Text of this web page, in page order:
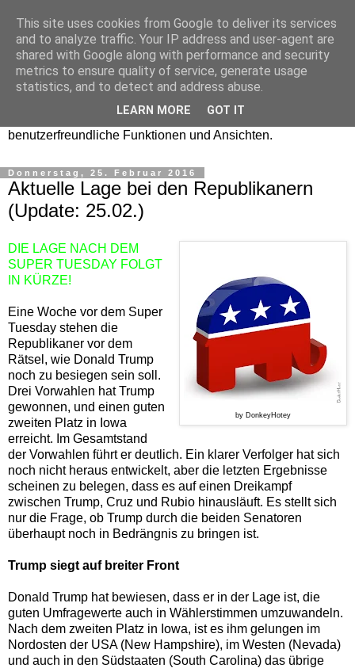
Umbau und erhält ein grundlegend neues Design und
benutzerfreundliche Funktionen und Ansichten.
Donnerstag, 25. Februar 2016
Aktuelle Lage bei den Republikanern
(Update: 25.02.)
by DonkeyHotey
DIE LAGE NACH DEM
SUPER TUESDAY FOLGT
IN KÜRZE!
Eine Woche vor dem Super
Tuesday stehen die
Republikaner vor dem
Rätsel, wie Donald Trump
noch zu besiegen sein soll.
Drei Vorwahlen hat Trump
gewonnen, und einen guten
zweiten Platz in Iowa
erreicht. Im Gesamtstand
der Vorwahlen führt er deutlich. Ein klarer Verfolger hat sich
noch nicht heraus entwickelt, aber die letzten Ergebnisse
scheinen zu belegen, dass es auf einen Dreikampf
zwischen Trump, Cruz und Rubio hinausläuft. Es stellt sich
nur die Frage, ob Trump durch die beiden Senatoren
überhaupt noch in Bedrängnis zu bringen ist.
Trump siegt auf breiter Front
Donald Trump hat bewiesen, dass er in der Lage ist, die
guten Umfragewerte auch in Wählerstimmen umzuwandeln.
Nach dem zweiten Platz in Iowa, ist es ihm gelungen im
Nordosten der USA (New Hampshire), im Westen (Nevada)
und auch in den Südstaaten (South Carolina) das übrige
This site uses cookies from Google to deliver its services
and to analyze traffic. Your IP address and user-agent are
shared with Google along with performance and security
metrics to ensure quality of service, generate usage
statistics, and to detect and address abuse.
LEARN MORE GOT IT